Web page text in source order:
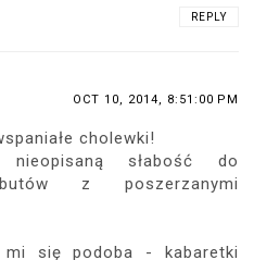
REPLY
OCT 10, 2014, 8:51:00 PM
cholewki!
słabość do
z poszerzanymi
mi się podoba - kabaretki